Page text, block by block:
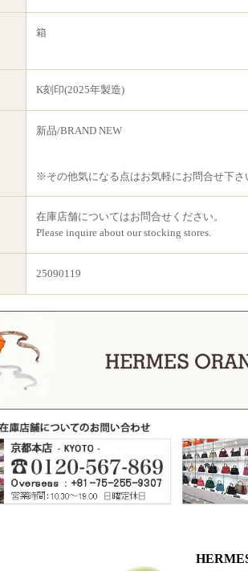
箱
K刻印(2025年製造)
新品/BRAND NEW
※その他気になる点はお気軽にお問合せ下さ
在庫店舗についてはお問合せください。
Please inquire about our stocking stores.
25090119